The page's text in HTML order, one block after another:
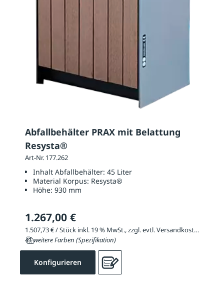
Abfallbehälter PRAX mit Belattung
Resysta®
Art-Nr. 177.262
Inhalt Abfallbehälter: 45 Liter
Material Korpus: Resysta®
Höhe: 930 mm
1.267,00 €
1.507,73 € / Stück inkl. 19 % MwSt., zzgl. evtl. Versandkosten
41 weitere Farben (Spezifikation)
Konfigurieren